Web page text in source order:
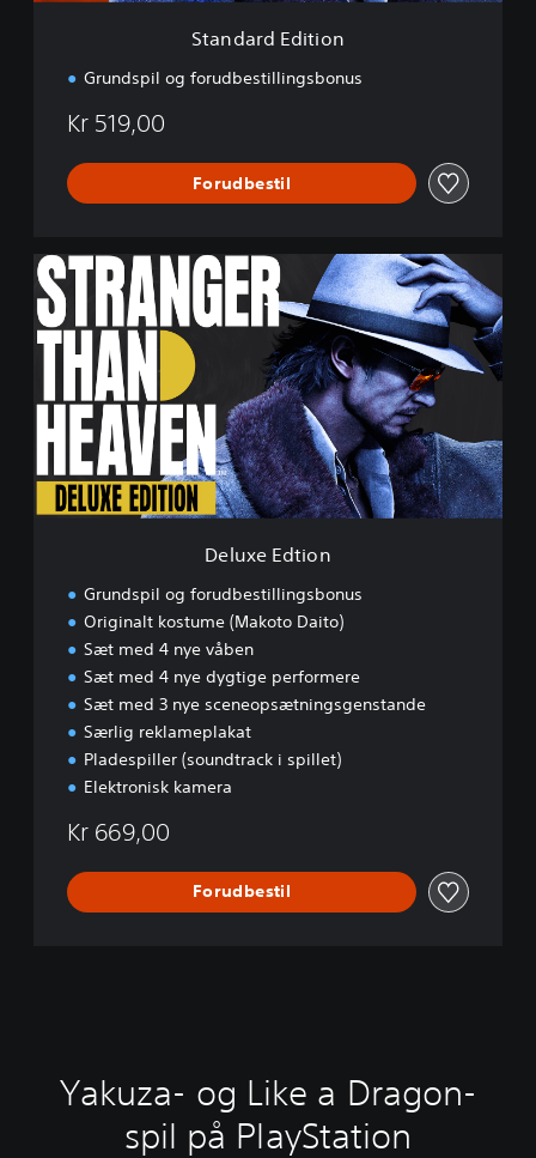
Standard Edition
Grundspil og forudbestillingsbonus
Kr 519,00
Forudbestil
D
e
u
E
n
Deluxe Edtion
Grundspil og forudbestillingsbonus
Originalt kostume (Makoto Daito)
Sæt med 4 nye våben
Sæt med 4 nye dygtige performere
Sæt med 3 nye sceneopsætningsgenstande
Særlig reklameplakat
Pladespiller (soundtrack i spillet)
Elektronisk kamera
Kr 669,00
Forudbestil
Yakuza- og Like a Dragon-
spil på PlayStation